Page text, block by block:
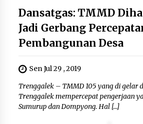
Perawatan PCOS
Menjaga
8 Agustus 2026
Wamenhan Pimpin
Pelantikan dan
Dansatgas: TMMD
Jadi Gerbang
Pembangunan Desa
Sen Jul 29 , 2019
Trenggalek – TMMD 105 yang di gelar
Trenggalek mempercepat pengerjaan
Sumurup dan Dompyong. Hal […]